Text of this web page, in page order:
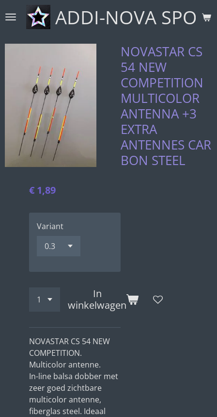
direct
de
ADDI-NOVA
NOVASTAR CS
54 NEW
COMPETITION
MULTICOLOR
ANTENNA +3
EXTRA
ANTENNES CAR
BON STEEL
€ 1,89
Variant
In
winkelwagen
NOVASTAR CS 54 NEW
COMPETITION.
Multicolor antenne.
In-line balsa dobber met
zeer goed zichtbare
multicolor antenne,
fiberglas steel. Ideaal